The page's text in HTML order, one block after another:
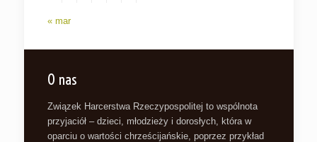
« mar
O nas
Związek Harcerstwa Rzeczypospolitej to wspólnota
przyjaciół – dzieci, młodzieży i dorosłych, która w
oparciu o wartości chrześcijańskie, poprzez przykład